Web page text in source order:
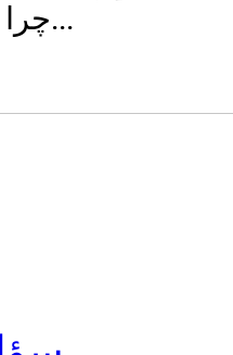
چرا وجود او ترس‌ و دل...